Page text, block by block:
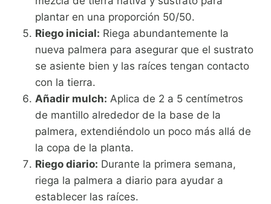
plantar en una proporción 50/50.
Riego inicial: Riega abundantemente la
nueva palmera para asegurar que el sustrato
se asiente bien y las raíces tengan contacto
con la tierra.
Añadir mulch: Aplica de 2 a 5 centímetros
de mantillo alrededor de la base de la
palmera, extendiéndolo un poco más allá de
la copa de la planta.
Riego diario: Durante la primera semana,
riega la palmera a diario para ayudar a
establecer las raíces.